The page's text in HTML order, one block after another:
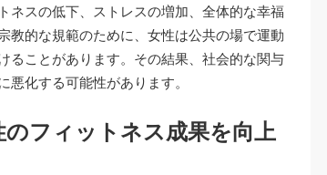
ネスの低下、ストレスの増加、全体的な幸福
教的な規範のために、女性は公共の場で運動
ることがあります。その結果、社会的な関与
化する可能性があります。
フィットネス成果を向上